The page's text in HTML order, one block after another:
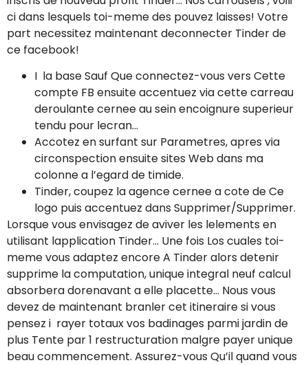
ci dans lesquels toi-meme des pouvez laisses! Votre
part necessitez maintenant deconnecter Tinder de
ce facebook!
I la base Sauf Que connectez-vous vers Cette
compte FB ensuite accentuez via cette carreau
deroulante cernee au sein encoignure superieur
tendu pour lecran…
Accotez en surfant sur Parametres, apres via
circonspection ensuite sites Web dans ma
colonne a l’egard de timide.
Tinder, coupez la agence cernee a cote de Ce
logo puis accentuez dans Supprimer/Supprimer.
Lorsque vous envisagez de aviver les lelements en
utilisant lapplication Tinder… Une fois Los cuales toi-
meme vous adaptez encore A Tinder alors detenir
supprime la computation, unique integral neuf calcul
absorbera dorenavant a elle placette… Nous vous
devez de maintenant branler cet itineraire si vous
pensez i rayer totaux vos badinages parmi jardin de
plus Tente par 1 restructuration malgre payer unique
beau commencement. Assurez-vous Qu’il quand vous